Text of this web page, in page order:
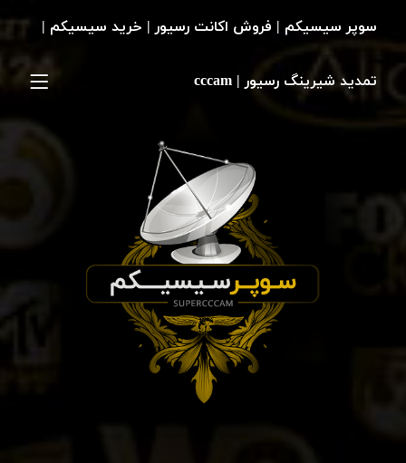
سوپر سیسیکم | فروش اکانت رسیور | خرید سیسیکم |
تمدید شیرینگ رسیور | cccam